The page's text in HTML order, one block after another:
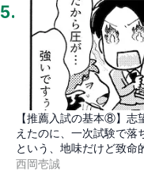
5.
【推薦入試の基本⑧】志
えたのに、一次試験で
という、地味だけど致命
西岡壱誠